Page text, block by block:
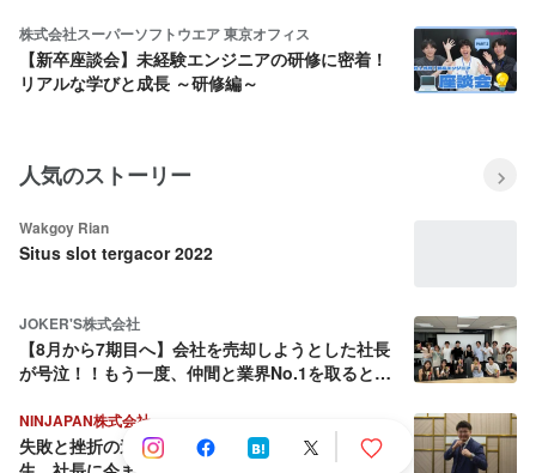
株式会社スーパーソフトウエア 東京オフィス
【新卒座談会】未経験エンジニアの研修に密着！
リアルな学びと成長 ～研修編～
人気のストーリー
Wakgoy Rian
Situs slot tergacor 2022
JOKER'S株式会社
【8月から7期目へ】会社を売却しようとした社長
が号泣！！もう一度、仲間と業界No.1を取ると決
NINJAPAN株式会社
失敗と挫折の連続から這い上がり続ける壮絶な人